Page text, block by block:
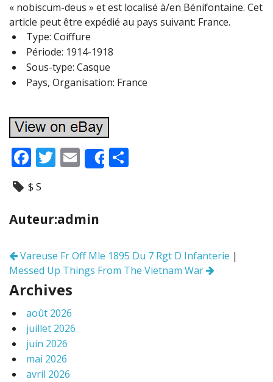
« nobiscum-deus » et est localisé à/en Bénifontaine. Cet
article peut être expédié au pays suivant: France.
Type: Coiffure
Période: 1914-1918
Sous-type: Casque
Pays, Organisation: France
F
ac
e
b
o
k
T
er
E
m
l
Share
$ S
Auteur:admin
Navigation
des
articles
Vareuse Fr Off Mle 1895 Du 7 Rgt D Infanterie |
Messed Up Things From The Vietnam War
Archives
août 2026
juillet 2026
juin 2026
mai 2026
avril 2026